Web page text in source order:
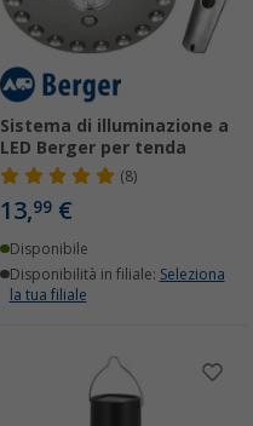
Sistema di illuminazione a
LED Berger per tenda
(8)
13,99 €
Disponibile
Disponibilità in filiale: Seleziona
la tua filiale